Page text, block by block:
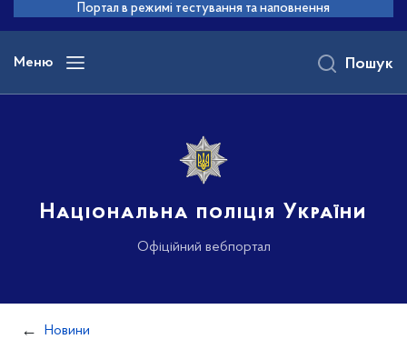
основного
вмісту
Портал в режимі тестування та наповнення
Меню
Національна поліція України
Офіційний вебпортал
Пошук
Новини